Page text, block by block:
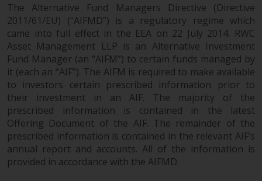
The Alternative Fund Managers Directive (Directive
2011/61/EU) (“AIFMD”) is a regulatory regime which
came into full effect in the EEA on 22 July 2014. RWC
Asset Management LLP is an Alternative Investment
Fund Manager (an “AIFM”) to certain funds managed by
it (each an “AIF”). The AIFM is required to make available
to investors certain prescribed information prior to
their investment in an AIF. The majority of the
prescribed information is contained in the latest
Offering Document of the AIF. The remainder of the
prescribed information is contained in the relevant AIF’s
annual report and accounts. All of the information is
provided in accordance with the AIFMD.